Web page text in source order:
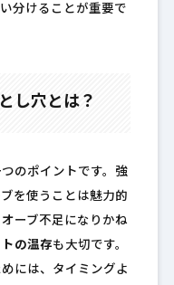
分けることが重要で
し穴とは？
つのポイントです。強
を使うことは魅力的
ーブ不足になりかね
の温存も大切です。
には、タイミングよ